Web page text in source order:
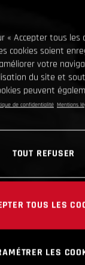
« Accepter tous les
cookies soient
votre
du site et
peuvent
de confidentialité Mentions
TOUT REFUSER
TOUS LES
LES